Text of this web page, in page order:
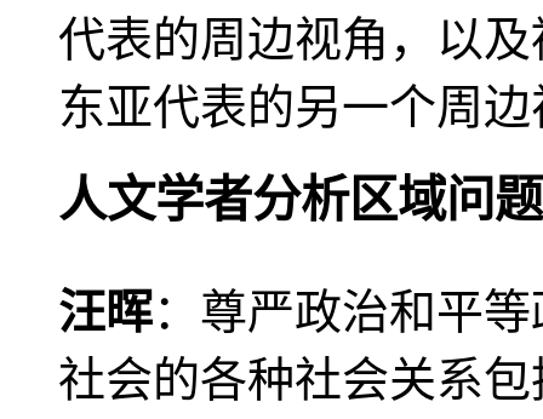
代表的周边视角，以
东亚代表的另一个周
人文学者分析区域问题
汪晖：尊严政治和平
社会的各种社会关系